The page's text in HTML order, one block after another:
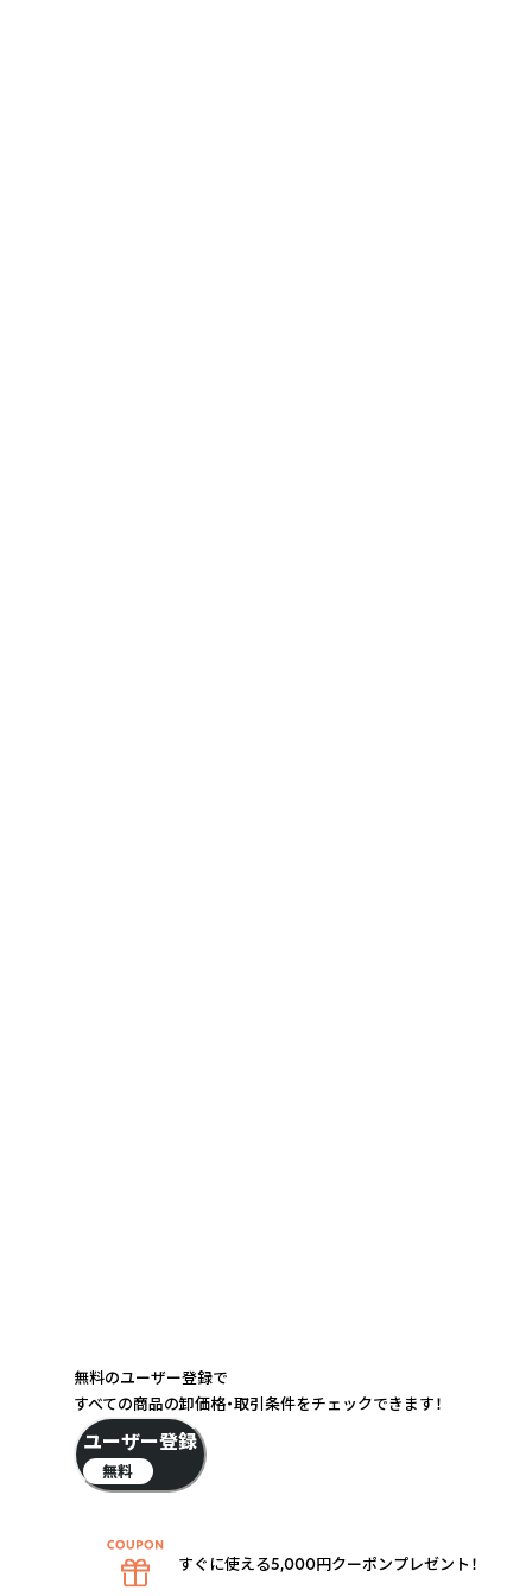
無料のユーザー登録で
すべての商品の卸価格・取引条件をチェックできます！
ユーザー登録
無料
すぐに使える5,000円クーポンプレゼント！